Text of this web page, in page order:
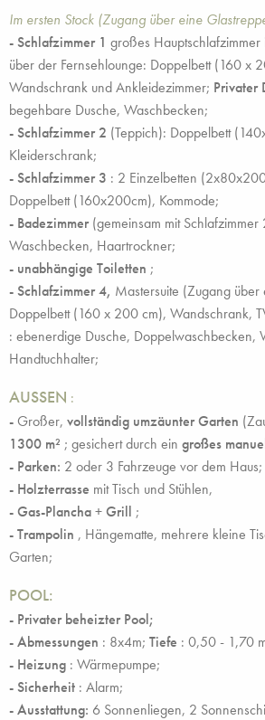
Im ersten Stock (Zugang über eine
- Schlafzimmer 1 großes Hauptschlafzimmer
über der Fernsehlounge: Doppelbett (160 x
Wandschrank und Ankleidezimmer; Privater
begehbare Dusche, Waschbecken;
- Schlafzimmer 2 (Teppich): Doppelbett
Kleiderschrank;
- Schlafzimmer 3 : 2 Einzelbetten
Doppelbett (160x200cm), Kommode;
- Badezimmer(gemeinsam mit
Waschbecken, Haartrockner;
- unabhängige Toiletten ;
- Schlafzimmer 4, Mastersuite (Zugang
Doppelbett (160 x 200 cm), Wandschrank,
: ebenerdige Dusche, Doppelwaschbecken,
Handtuchhalter;
AUSSEN :
-Großer, vollständig umzäunterGarten
1300 m² ; gesichert durch ein großes
- Parken: 2 oder 3 Fahrzeuge vor dem Haus;
- Holzterrasse mit Tisch und Stühlen,
- Gas-Plancha+Grill ;
- Trampolin , Hängematte, mehrere kleine
Garten;
POOL:
- Privater beheizter Pool;
- Abmessungen : 8x4m; Tiefe : 0,50 - 1,70
- Heizung : Wärmepumpe;
- Sicherheit : Alarm;
- Ausstattung: 6 Sonnenliegen, 2